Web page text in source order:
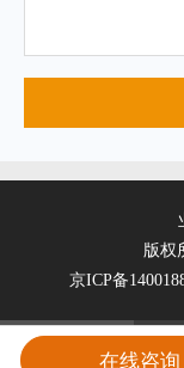
版权
京ICP备
在线咨询